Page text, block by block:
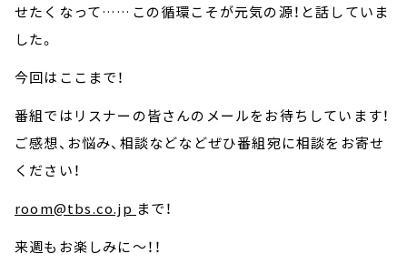
せたくなって……この循環こそが元気の源！と話していま
した。
今回はここまで！
番組ではリスナーの皆さんのメールをお待ちしています！
ご感想、お悩み、相談などなどぜひ番組宛に相談をお寄せ
ください！
room@tbs.co.jp まで！
来週もお楽しみに～！！